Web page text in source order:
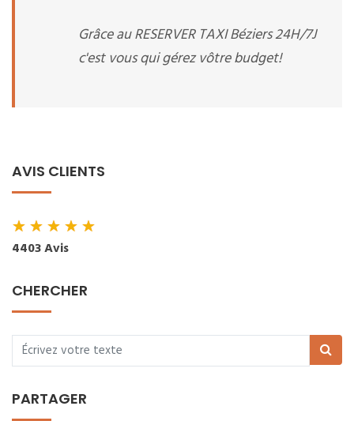
Grâce au RESERVER TAXI Béziers 24H/7J
c'est vous qui gérez vôtre budget!
AVIS CLIENTS
★★★★★
4403 Avis
CHERCHER
PARTAGER